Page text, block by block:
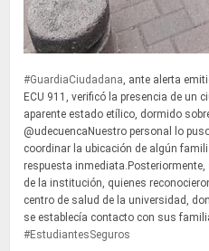
#GuardiaCiudadana, ante alerta
ECU 911, verificó la presencia de un
aparente estado etílico, dormido
@udecuencaNuestro personal lo
coordinar la ubicación de algún
respuesta
de la institución, quienes
centro de salud de la universidad,
se establecía contacto con sus
#EstudiantesSeguros